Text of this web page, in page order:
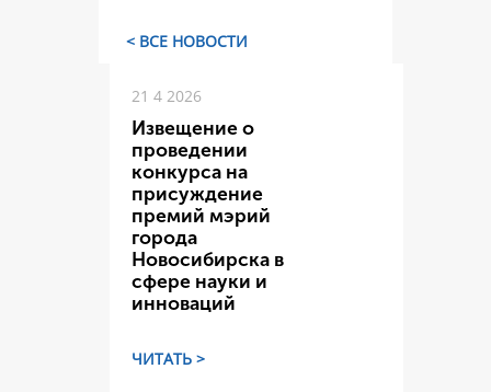
< ВСЕ НОВОСТИ
21 4 2026
Извещение о
проведении
конкурса на
присуждение
премий мэрий
города
Новосибирска в
сфере науки и
инноваций
ЧИТАТЬ >